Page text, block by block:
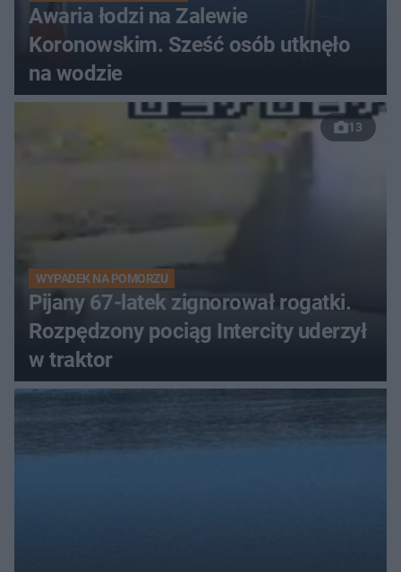
Awaria łodzi na Zalewie
Koronowskim. Sześć osób utknęło
na wodzie
13
WYPADEK NA POMORZU
Pijany 67-latek zignorował rogatki.
Rozpędzony pociąg Intercity uderzył
w traktor